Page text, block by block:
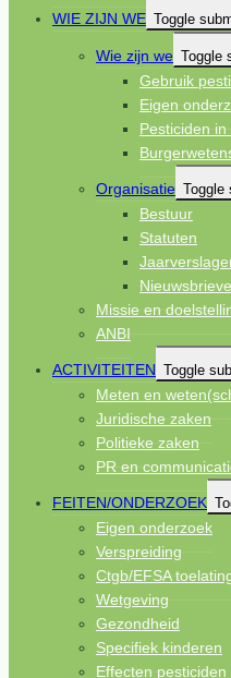
WIE ZIJN WE Toggle
Wie zijn we Toggle
Gebruik
Eigen
Pesticiden
Organisatie Toggle
Bestuur
Statuten
Missie en
ANBI
ACTIVITEITEN Toggle
Meten en
Juridische zaken
Politieke zaken
PR en
FEITEN/ONDERZOEK
Eigen onderzoek
Verspreiding
Ctgb/EFSA
Wetgeving
Gezondheid
Specifiek kinderen
Effecten